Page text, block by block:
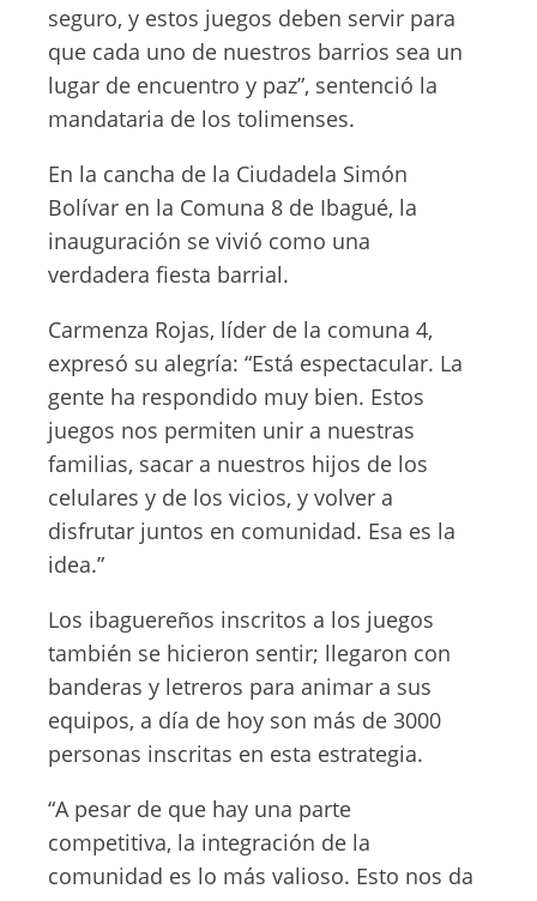
seguro, y estos juegos deben servir para
que cada uno de nuestros barrios sea un
lugar de encuentro y paz”, sentenció la
mandataria de los tolimenses.
En la cancha de la Ciudadela Simón
Bolívar en la Comuna 8 de Ibagué, la
inauguración se vivió como una
verdadera fiesta barrial.
Carmenza Rojas, líder de la comuna 4,
expresó su alegría: “Está espectacular. La
gente ha respondido muy bien. Estos
juegos nos permiten unir a nuestras
familias, sacar a nuestros hijos de los
celulares y de los vicios, y volver a
disfrutar juntos en comunidad. Esa es la
idea.”
Los ibaguereños inscritos a los juegos
también se hicieron sentir; llegaron con
banderas y letreros para animar a sus
equipos, a día de hoy son más de 3000
personas inscritas en esta estrategia.
“A pesar de que hay una parte
competitiva, la integración de la
comunidad es lo más valioso. Esto nos da